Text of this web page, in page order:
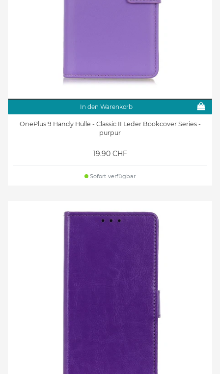
In den Warenkorb
OnePlus 9 Handy Hülle - Classic II Leder Bookcover Series -
purpur
19.90 CHF
Sofort verfügbar